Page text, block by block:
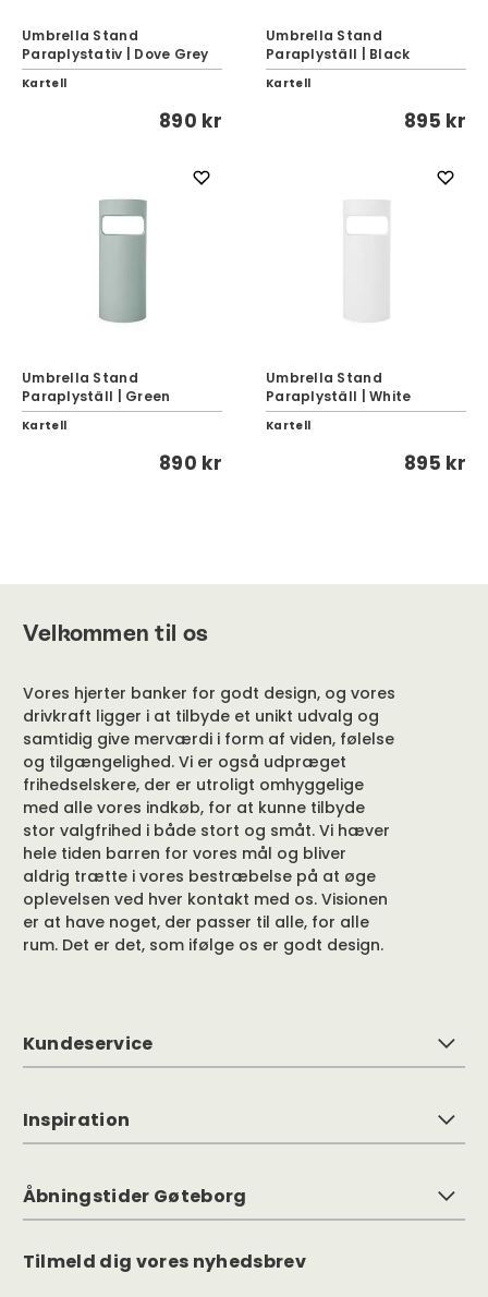
Umbrella Stand
Paraplystativ | Dove Grey
Kartell
890 kr
Umbrella Stand
Paraplyställ | Black
Kartell
895 kr
Umbrella Stand
Paraplyställ | Green
Kartell
890 kr
Umbrella Stand
Paraplyställ | White
Kartell
895 kr
Velkommen til os
Vores hjerter banker for godt design, og vores
drivkraft ligger i at tilbyde et unikt udvalg og
samtidig give merværdi i form af viden, følelse
og tilgængelighed. Vi er også udpræget
frihedselskere, der er utroligt omhyggelige
med alle vores indkøb, for at kunne tilbyde
stor valgfrihed i både stort og småt. Vi hæver
hele tiden barren for vores mål og bliver
aldrig trætte i vores bestræbelse på at øge
oplevelsen ved hver kontakt med os. Visionen
er at have noget, der passer til alle, for alle
rum. Det er det, som ifølge os er godt design.
Kundeservice
Inspiration
Åbningstider Gøteborg
Tilmeld dig vores nyhedsbrev